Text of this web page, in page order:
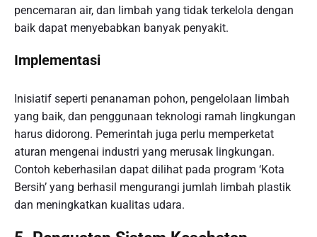
pencemaran air, dan limbah yang tidak terkelola dengan
baik dapat menyebabkan banyak penyakit.
Implementasi
Inisiatif seperti penanaman pohon, pengelolaan limbah
yang baik, dan penggunaan teknologi ramah lingkungan
harus didorong. Pemerintah juga perlu memperketat
aturan mengenai industri yang merusak lingkungan.
Contoh keberhasilan dapat dilihat pada program ‘Kota
Bersih’ yang berhasil mengurangi jumlah limbah plastik
dan meningkatkan kualitas udara.